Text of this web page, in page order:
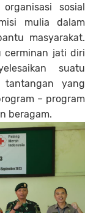
sosial
mulia dalam
masyarakat.
cerminan jati diri
suatu
tantangan yang
– program
beragam.